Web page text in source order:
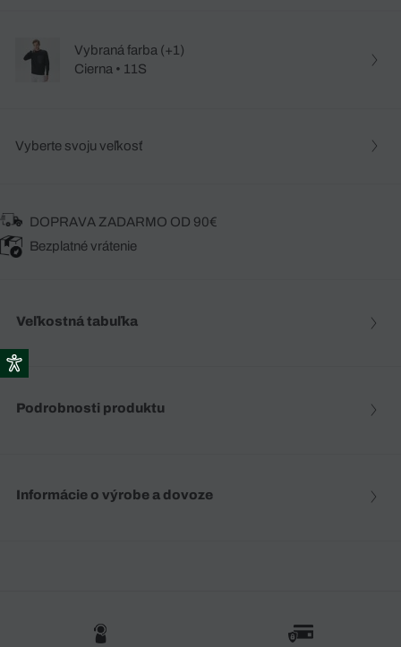
Vybraná farba (+1)
Cierna • 11S
Vyberte svoju veľkosť
DOPRAVA ZADARMO OD 90€
Bezplatné vrátenie
Veľkostná tabuľka
Podrobnosti produktu
Informácie o výrobe a dovoze